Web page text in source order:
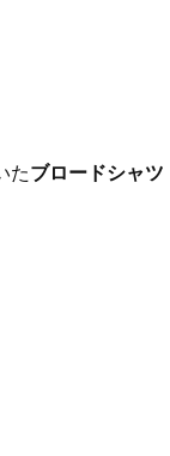
たブロードシャツ